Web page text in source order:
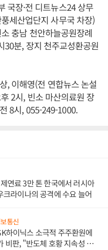
국장·전 디트뉴스24 상무
세산업단지 사무국 차장)
충남 천안하늘공원장례
30분, 장지 천주교성환공원
, 이해영(전 연합뉴스 논설
2시, 빈소 마산의료원 장
8시, 055-249-1000.
연료 3만 톤 한국에서 러시아
크라이나의 공격에 수요 늘어
통신
하이닉스 소극적 주주환원에
비판, "반도체 호황 지속성 의